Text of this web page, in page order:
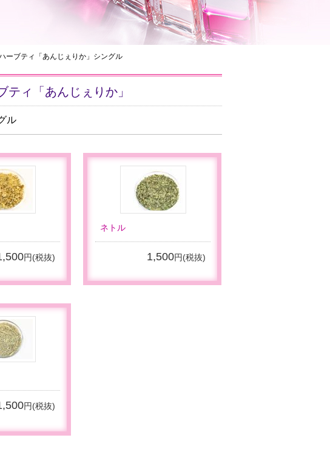
ーブティ「あんじぇりか」シングル
ィ「あんじぇりか」
ル
円(税抜)
ネトル
1,500円(税抜)
円(税抜)